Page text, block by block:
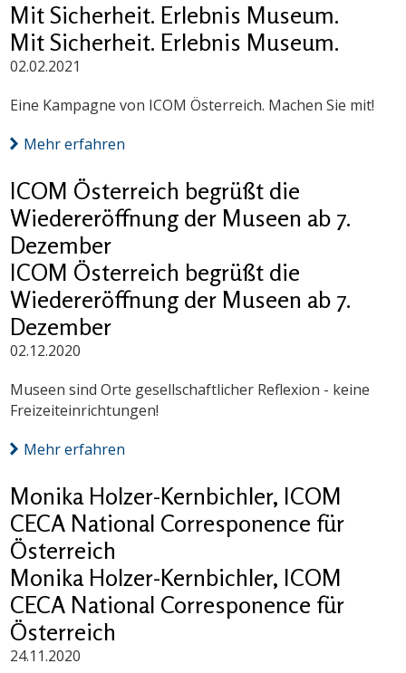
Mit Sicherheit. Erlebnis Museum.
Mit Sicherheit. Erlebnis Museum.
02.02.2021
Eine Kampagne von ICOM Österreich. Machen Sie mit!
Mehr erfahren
ICOM Österreich begrüßt die
Wiedereröffnung der Museen ab 7.
Dezember
ICOM Österreich begrüßt die
Wiedereröffnung der Museen ab 7.
Dezember
02.12.2020
Museen sind Orte gesellschaftlicher Reflexion - keine
Freizeiteinrichtungen!
Mehr erfahren
Monika Holzer-Kernbichler, ICOM
CECA National Corresponence für
Österreich
Monika Holzer-Kernbichler, ICOM
CECA National Corresponence für
Österreich
24.11.2020